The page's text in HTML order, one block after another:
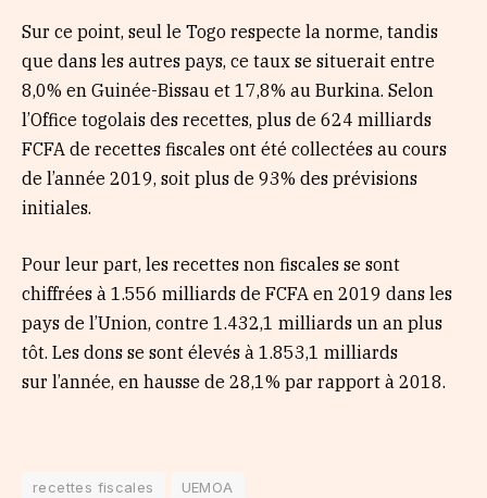
Sur ce point, seul le Togo respecte la norme, tandis
que dans les autres pays, ce taux se situerait entre
8,0% en Guinée-Bissau et 17,8% au Burkina. Selon
l’Office togolais des recettes, plus de 624 milliards
FCFA de recettes fiscales ont été collectées au cours
de l’année 2019, soit plus de 93% des prévisions
initiales.
Pour leur part, les recettes non fiscales se sont
chiffrées à 1.556 milliards de FCFA en 2019 dans les
pays de l’Union, contre 1.432,1 milliards un an plus
tôt. Les dons se sont élevés à 1.853,1 milliards
sur l’année, en hausse de 28,1% par rapport à 2018.
recettes fiscales UEMOA